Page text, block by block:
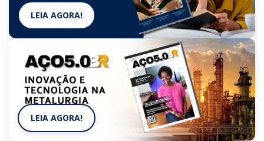
LEIA AGORA!
LEIA AGORA!